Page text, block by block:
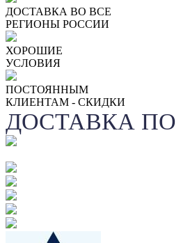
ДОСТАВКА ВО ВСЕ
РЕГИОНЫ РОССИИ
ХОРОШИЕ
УСЛОВИЯ
ПОСТОЯННЫМ
КЛИЕНТАМ - СКИДКИ
ДОСТАВКА